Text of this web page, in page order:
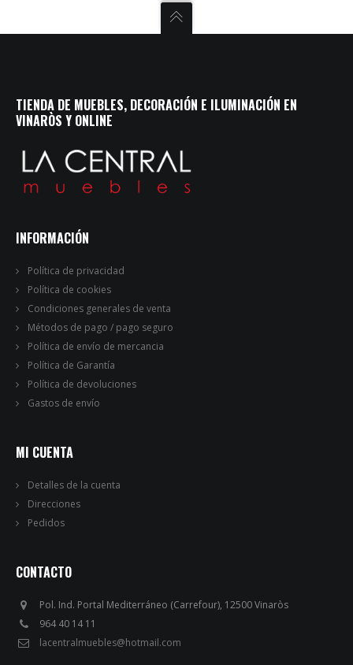
TIENDA DE MUEBLES, DECORACIÓN E ILUMINACIÓN EN
VINARÒS Y ONLINE
INFORMACIÓN
Política de privacidad
Política de cookies
Condiciones generales de venta
Métodos de pago / pago seguro
Política de envío de mercancia
Política de Garantía
Política de devoluciones
Gastos de envío
MI CUENTA
Detalles de la cuenta
Direcciones
Pedidos
CONTACTO
Pol. Ind. Portal Mediterráneo (Carrefour), 12500 Vinaròs
964 40 14 11
lacentralmuebles@hotmail.com